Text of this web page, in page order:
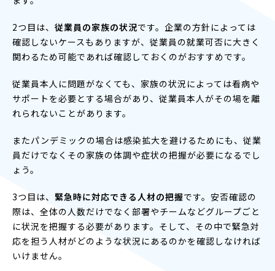
2つ目は、 従業員の家族の状況です。企業の方針によっては
確認しないケースもありますが、従業員の就業可否に大きく
関わるため可能であれば確認しておくのがおすすめです。
従業員本人に問題がなくても、家族の状況によっては看病や
サポートを必要とする場合があり、従業員本人がその場を離
れられないことがあります。
またパンデミックの場合は感染拡大を避けるためにも、従業
員だけでなくその家族の体調や症状の把握が必要になるでし
ょう。
3つ目は、 緊急時に対応できる人材の把握です。安否確認の
際は、全体の人数だけでなく部署やチームなどグループごと
に状況を把握する必要があります。そして、その中で緊急対
応を担う人材がどのような状況にあるのかを確認しなければ
いけません。